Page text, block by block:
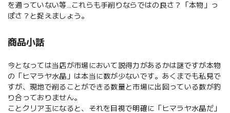
を通っていない等…これらも手削りならではの良さ？「本物」っ
ぽさ？と捉えましょう。
商品小話
今となっては当店が市場において説得力があるかは謎ですが本物
の「ヒマラヤ水晶」は本当に数が少ないです。あくまでも私見で
すが、現地で削ることができる数量と市場に出回っている数が釣
り合っておりません。
ことクリア玉になると、それを目視で明確に「ヒマラヤ水晶だ」